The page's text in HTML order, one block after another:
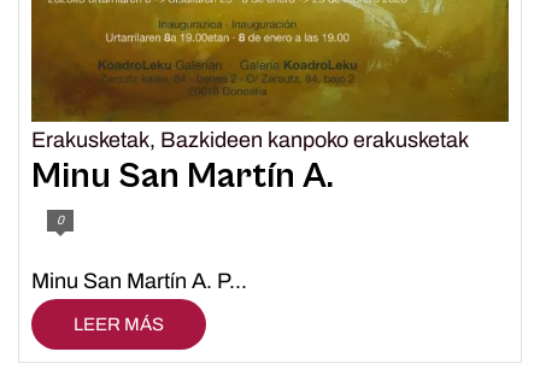
Erakusketak, Bazkideen kanpoko erakusketak
Minu San Martín A.
0
Minu San Martín A. P...
LEER MÁS